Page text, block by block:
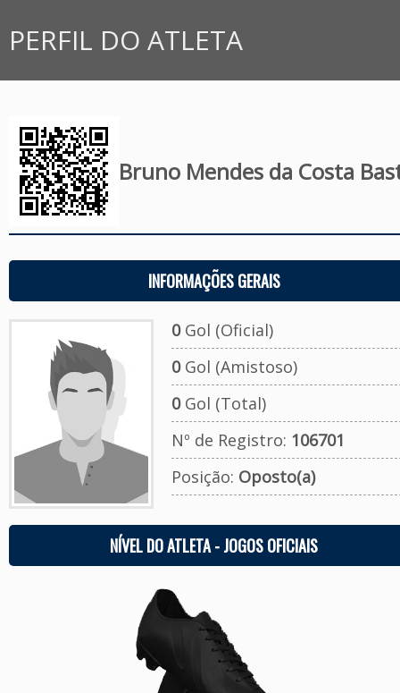
PERFIL DO ATLETA
Bruno Mendes da Costa
INFORMAÇÕES GERAIS
0Gol (Oficial)
0Gol (Amistoso)
0Gol (Total)
Nº de Registro: 106701
Posição: Oposto(a)
NÍVEL DO ATLETA - JOGOS OFICIAIS